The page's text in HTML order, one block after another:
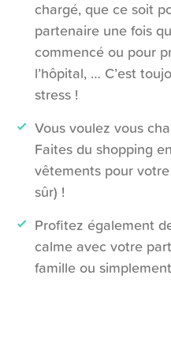
chargé, que ce soit
partenaire une fois
commencé ou pour
l’hôpital, … C’est
stress !
Vous voulez vous
Faites du shopping
vêtements pour
sûr) !
Profitez également
calme avec votre
famille ou